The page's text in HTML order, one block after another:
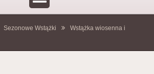
Sezonowe Wstążki
Wstążka wiosenna i